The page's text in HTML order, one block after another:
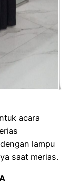
acara
lampu
saat merias.